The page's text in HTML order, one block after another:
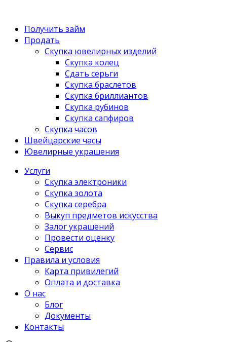
Получить займ
Продать
Скупка ювелирных изделий
Скупка колец
Сдать серьги
Скупка браслетов
Скупка бриллиантов
Скупка рубинов
Скупка сапфиров
Скупка часов
Швейцарские часы
Ювелирные украшения
Услуги
Скупка электроники
Скупка золота
Скупка серебра
Выкуп предметов искусства
Залог украшений
Провести оценку
Сервис
Правила и условия
Карта привилегий
Оплата и доставка
О нас
Блог
Документы
Контакты